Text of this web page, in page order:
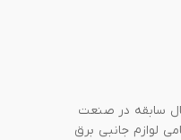
سابقه در صنعت
لوازم جانبی برق